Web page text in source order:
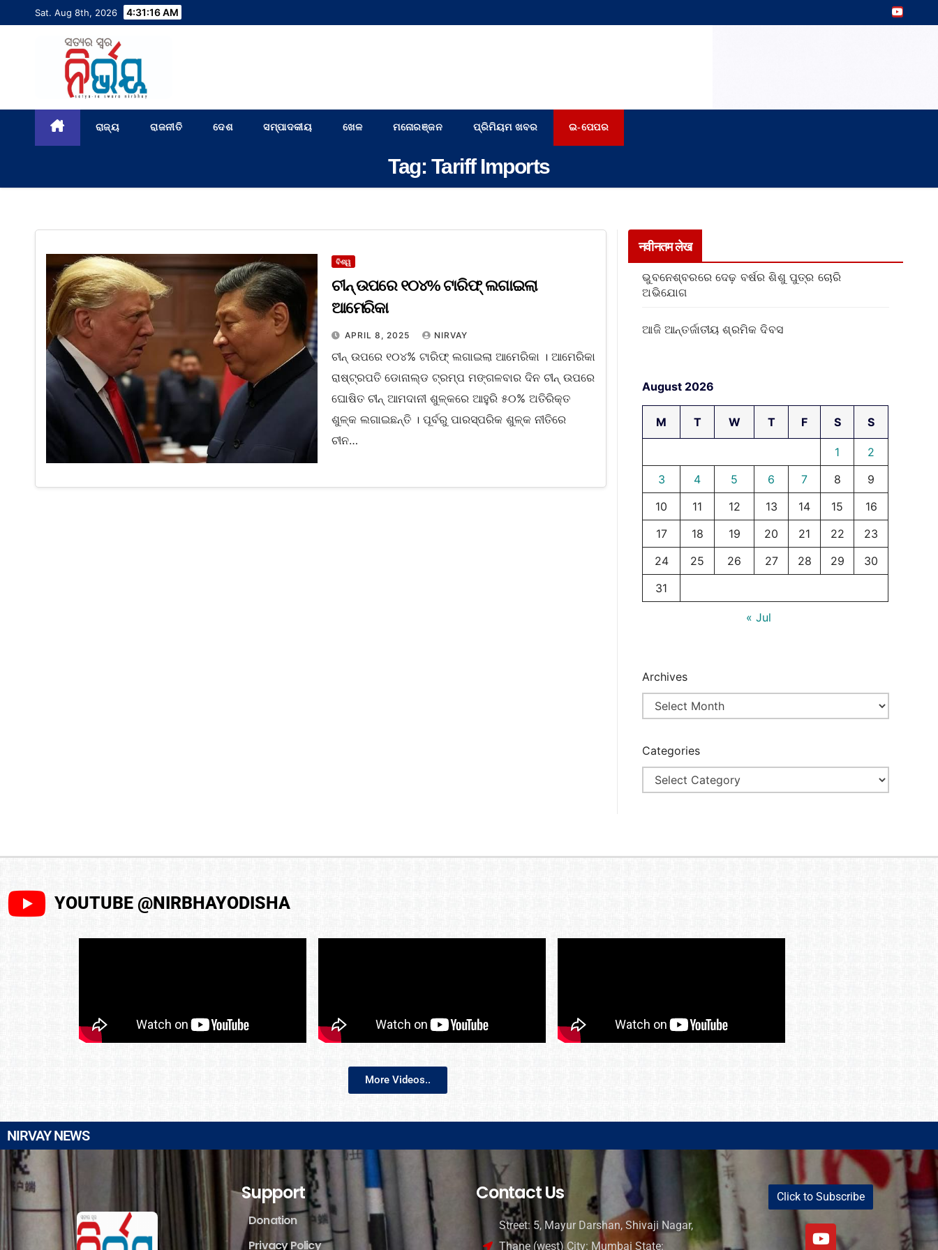
Sat. Aug 8th, 2026 4:31:17 AM
ରାଜ୍ୟ ରାଜନୀତି ଦେଶ ସମ୍ପାଦକୀୟ ଖେଳ ମନୋରଞ୍ଜନ ପ୍ରିମିୟମ ଖବର ଇ-ପେପର
Tag: Tariff Imports
ବିଶ୍ୱ
ଚୀନ୍ ଉପରେ ୧୦୪% ଟାରିଫ୍ ଲଗାଇଲା
ଆମେରିକା
APRIL 8, 2025 NIRVAY
ଚୀନ୍ ଉପରେ ୧୦୪% ଟାରିଫ୍ ଲଗାଇଲା ଆମେରିକା । ଆମେରିକା
ରାଷ୍ଟ୍ରପତି ଡୋନାଲ୍ଡ ଟ୍ରମ୍ପ ମଙ୍ଗଳବାର ଦିନ ଚୀନ୍ ଉପରେ
ଘୋଷିତ ଚୀନ୍ ଆମଦାନୀ ଶୁଳ୍କରେ ଆହୁରି ୫୦% ଅତିରିକ୍ତ
ଶୁଳ୍କ ଲଗାଇଛନ୍ତି । ପୂର୍ବରୁ ପାରସ୍ପରିକ ଶୁଳ୍କ ନୀତିରେ
ଚୀନ…
नवीनतम लेख
ଭୁବନେଶ୍ବରରେ ଦେଢ଼ ବର୍ଷର ଶିଶୁ ପୁତ୍ର ଚୋରି
ଅଭିଯୋଗ
ଆଜି ଆନ୍ତର୍ଜାତୀୟ ଶ୍ରମିକ ଦିବସ
August 2026
M T W T F S S
1
2
3
4 5 6 7 8
9
10
11 12 13 14 15
16
17
18 19 20 21 22
23
24
25 26 27 28 29
30
31
« Jul
Archives
Categories
YOUTUBE @NIRBHAYODISHA
More Videos..
NIRVAY NEWS
Support
Donation
Privacy Policy
Contact Us
Street: 5, Mayur Darshan, Shivaji Nagar,
Thane (west) City: Mumbai State:
Click to Subscribe